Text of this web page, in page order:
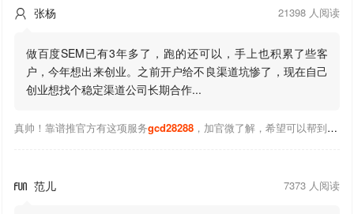
 张杨 21398 人阅读
做百度SEM已有3年多了，跑的还可以，手上也积累了些客
户，今年想出来创业。之前开户给不良渠道坑惨了，现在自己
创业想找个稳定渠道公司长期合作...
真帅！靠谱推官方有这项服务gcd28288，加官微了解，希望可以帮到你！
 范儿 7373 人阅读